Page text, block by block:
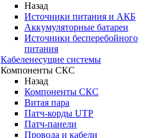
Назад
Источники питания и АКБ
Аккумуляторные батареи
Источники бесперебойного
питания
Кабеленесущие системы
Компоненты СКС
Назад
Компоненты СКС
Витая пара
Патч-корды UTP
Патч-панели
Провода и кабели